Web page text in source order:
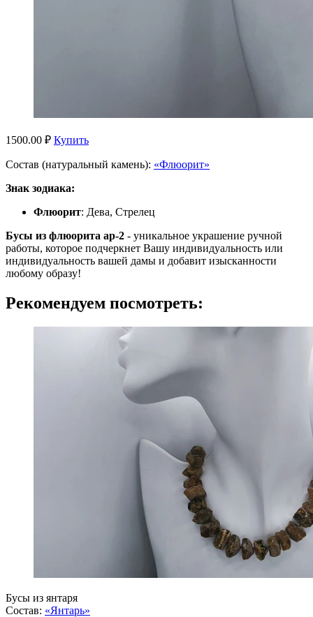
1500.00 ₽ Купить
Состав (натуральный камень): «Флюорит»
Знак зодиака:
Флюорит: Дева, Стрелец
Бусы из флюорита ар-2 - уникальное украшение ручной
работы, которое подчеркнет Вашу индивидуальность или
индивидуальность вашей дамы и добавит изысканности
любому образу!
Рекомендуем посмотреть:
Бусы из янтаря
Состав: «Янтарь»